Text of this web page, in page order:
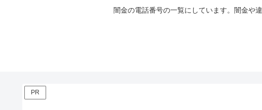
闇金の電話番号の一覧にしています。闇金や
PR